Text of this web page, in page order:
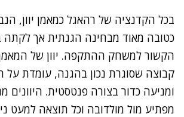
בכל הקדנציה של רהאגל כמאמן יוון,
כטובה מאוד מבחינה הגנתית אך לקתה
הקשור למשחק ההתקפה. יוון של
קבוצה שסוגרת נכון בהגנה, עומדת על
ומניעה כדור בצורה פנטסטית. היוונים
מפתיע מול מולדובה וכל תוצאה למעט